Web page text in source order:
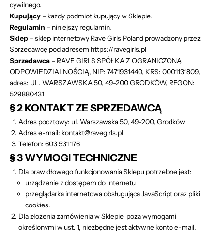
cywilnego.
Kupujący – każdy podmiot kupujący w Sklepie.
Regulamin – niniejszy regulamin.
Sklep – sklep internetowy Rave Girls Poland prowadzony przez
Sprzedawcę pod adresem https://ravegirls.pl
Sprzedawca – RAVE GIRLS SPÓŁKA Z OGRANICZONĄ
ODPOWIEDZIALNOŚCIĄ, NIP: 7471931440, KRS: 0001131809,
adres: UL. WARSZAWSKA 50, 49-200 GRODKÓW, REGON:
529880431
§ 2 KONTAKT ZE SPRZEDAWCĄ
Adres pocztowy: ul. Warszawska 50, 49-200, Grodków
Adres e-mail: kontakt@ravegirls.pl
Telefon: 603 531 176
§ 3 WYMOGI TECHNICZNE
Dla prawidłowego funkcjonowania Sklepu potrzebne jest:
urządzenie z dostępem do Internetu
przeglądarka internetowa obsługująca JavaScript oraz pliki
cookies.
Dla złożenia zamówienia w Sklepie, poza wymogami
określonymi w ust. 1, niezbędne jest aktywne konto e-mail.